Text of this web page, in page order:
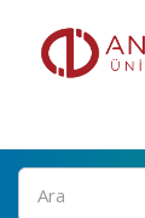
Ara